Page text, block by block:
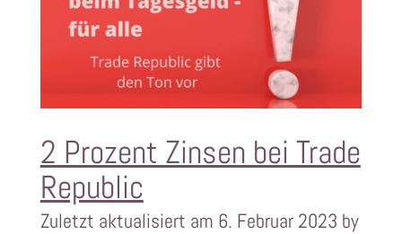
2 Prozent Zinsen bei Trade
Republic
Zuletzt aktualisiert am 6. Februar 2023 by